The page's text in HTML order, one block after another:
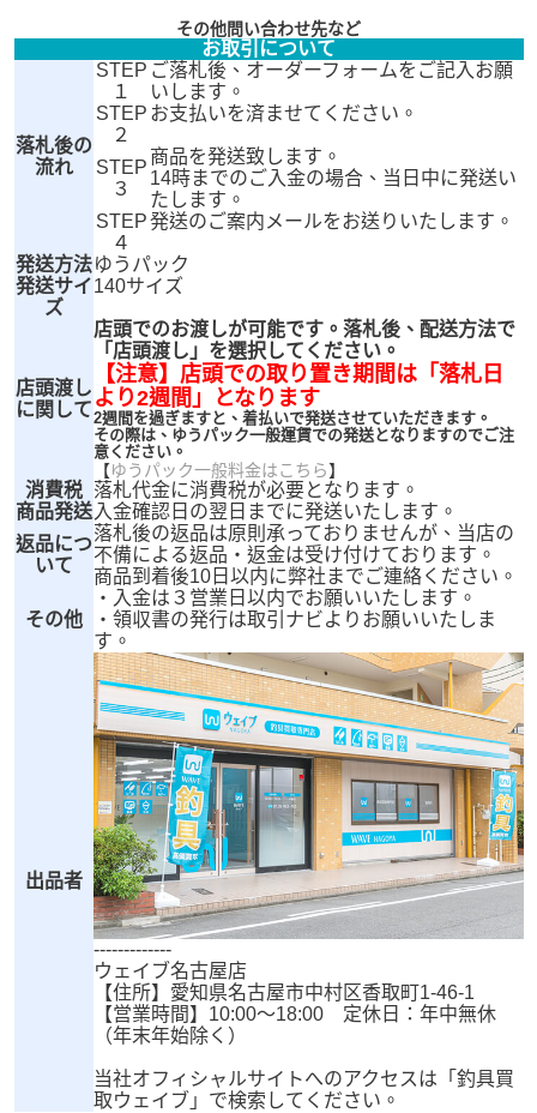
その他問い合わせ先など
お取引について
落札後の
流れ
STEP
１
ご落札後、オーダーフォームをご記入お願
いします。
STEP
２
お支払いを済ませてください。
STEP
３
商品を発送致します。
14時までのご入金の場合、当日中に発送い
たします。
STEP
４
発送のご案内メールをお送りいたします。
発送方法 ゆうパック
発送サイ
ズ
140サイズ
店頭渡し
に関して
店頭でのお渡しが可能です。落札後、配送方法で
「店頭渡し」を選択してください。
【注意】店頭での取り置き期間は「落札日
より2週間」となります
2週間を過ぎますと、着払いで発送させていただきます。
その際は、ゆうパック一般運賃での発送となりますのでご注
意ください。
【ゆうパック一般料金はこちら】
消費税
落札代金に消費税が必要となります。
商品発送 入金確認日の翌日までに発送いたします。
返品につ
いて
落札後の返品は原則承っておりませんが、当店の
不備による返品・返金は受け付けております。
商品到着後10日以内に弊社までご連絡ください。
その他
・入金は３営業日以内でお願いいたします。
・領収書の発行は取引ナビよりお願いいたしま
す。
出品者
-------------
ウェイブ名古屋店
【住所】愛知県名古屋市中村区香取町1-46-1
【営業時間】10:00～18:00 定休日：年中無休
（年末年始除く）
当社オフィシャルサイトへのアクセスは「釣具買
取ウェイブ」で検索してください。